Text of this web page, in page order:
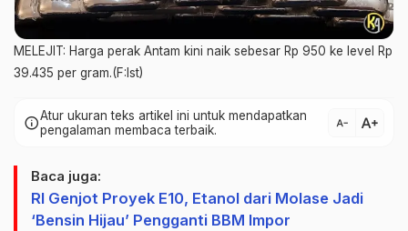
MELEJIT: Harga perak Antam kini naik sebesar Rp 950 ke level Rp
39.435 per gram.(F:Ist)
infoAtur ukuran teks artikel ini untuk mendapatkan
pengalaman membaca terbaik.
text_decrease text_increase
Baca juga:
RI Genjot Proyek E10, Etanol dari Molase Jadi
‘Bensin Hijau’ Pengganti BBM Impor